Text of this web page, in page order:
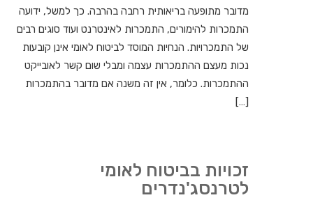
מדובר מתופעה בריאותית רחבה בהרבה. כך למשל, ידועה
התמכרות להימורים, התמכרות לאינטרנט ועוד סוגים רבים
של התמכרויות. הנחיות המוסד לביטוח לאומי אינן קובעות
נכות מעצם ההתמכרות עצמה ומבלי שום קשר לאובייקט
ההתמכרות. כלומר, אין זה משנה אם מדובר בהתמכרות
[…]
זכויות בביטוח לאומי
לטרנסג'נדרים